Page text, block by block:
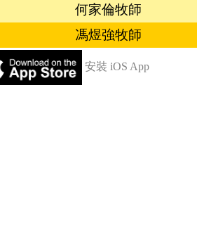
何家倫牧師
馮煜強牧師
安裝 iOS App